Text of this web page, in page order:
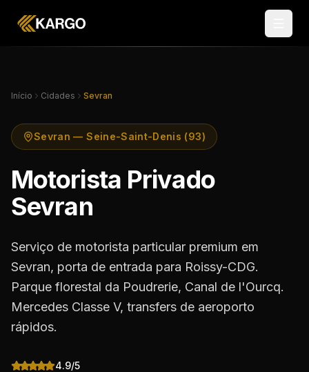
Início Cidades Sevran
Sevran — Seine-Saint-Denis (93)
Motorista Privado
Sevran
Serviço de motorista particular premium em
Sevran, porta de entrada para Roissy-CDG.
Parque florestal da Poudrerie, Canal de l'Ourcq.
Mercedes Classe V, transfers de aeroporto
rápidos.
4.9/5